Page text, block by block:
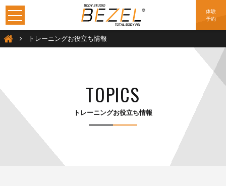
体験
予約
加圧トレーニングは大阪のBEZEL（ベゼル）
トレーニングお役立ち情報
TOPICS
トレーニングお役立ち情報